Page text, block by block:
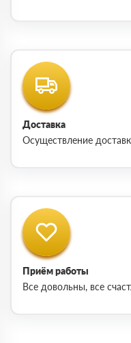
Доставка
Осуществление
Приём работы
Все довольны, все